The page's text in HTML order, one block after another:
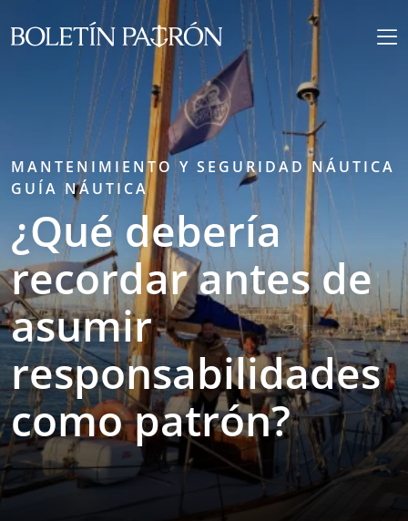
MANTENIMIENTO Y SEGURIDAD NÁUTICA
GUÍA NÁUTICA
¿Qué debería
recordar antes de
asumir
responsabilidades
como patrón?